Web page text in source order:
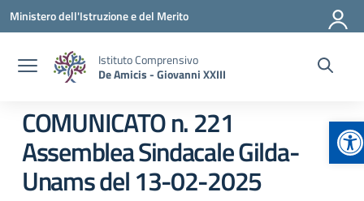
Vai ai contenuti
Vai al menu di navigazione
Vai al footer
Ministero dell'Istruzione e del Merito
Istituto Comprensivo
De Amicis - Giovanni XXIII
COMUNICATO n. 221
Assemblea Sindacale Gilda-
Unams del 13-02-2025